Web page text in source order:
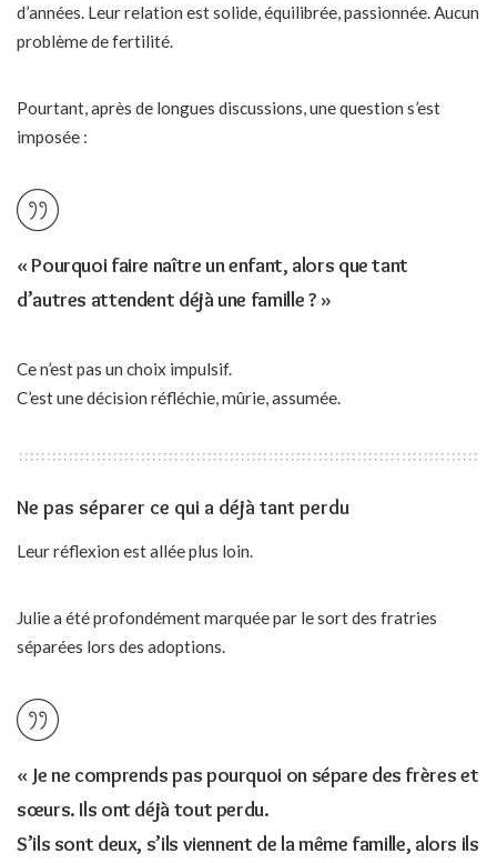
d’années. Leur relation est solide, équilibrée, passionnée. Aucun
problème de fertilité.
Pourtant, après de longues discussions, une question s’est
imposée :
« Pourquoi faire naître un enfant, alors que tant
d’autres attendent déjà une famille ? »
Ce n’est pas un choix impulsif.
C’est une décision réfléchie, mûrie, assumée.
Ne pas séparer ce qui a déjà tant perdu
Leur réflexion est allée plus loin.
Julie a été profondément marquée par le sort des fratries
séparées lors des adoptions.
« Je ne comprends pas pourquoi on sépare des frères et
sœurs. Ils ont déjà tout perdu.
S’ils sont deux, s’ils viennent de la même famille, alors ils